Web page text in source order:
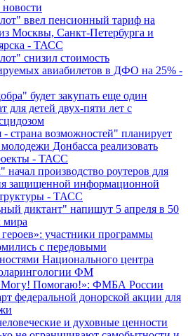
ввел пенсионный тариф на
Москвы, Санкт-Петербурга и
- ТАСС
снизил стоимость
авиабилетов в ДФО на 25% -
будет закупать еще один
для детей двух-пяти лет с
- страна возможностей" планирует
Донбасса реализовать
- ТАСС
начал производство роутеров для
защищенной информационной
- ТАСС
диктант" напишут 5 апреля в 50
мира
участники программы
с передовыми
Национального центра
ФМ
Могу! Помогаю!»: ФМБА России
федеральной донорской акции для
и духовные ценности